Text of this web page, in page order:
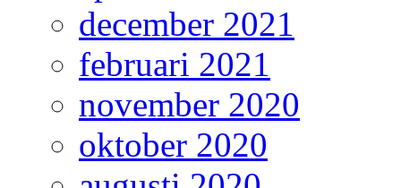
december 2021
februari 2021
november 2020
oktober 2020